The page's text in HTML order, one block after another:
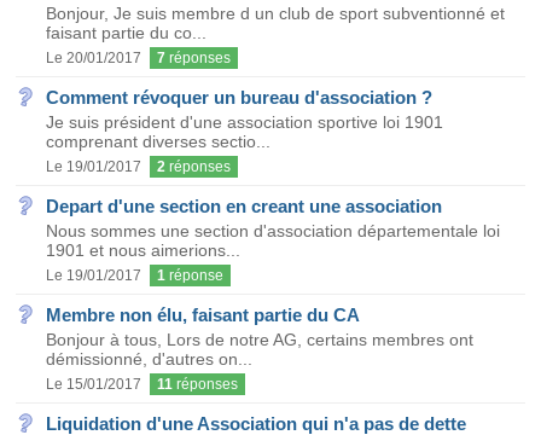
Bonjour, Je suis membre d un club de sport subventionné et
faisant partie du co...
Le 20/01/2017 7 réponses
Comment révoquer un bureau d'association ?
Je suis président d'une association sportive loi 1901
comprenant diverses sectio...
Le 19/01/2017 2 réponses
Depart d'une section en creant une association
Nous sommes une section d'association départementale loi
1901 et nous aimerions...
Le 19/01/2017 1 réponse
Membre non élu, faisant partie du CA
Bonjour à tous, Lors de notre AG, certains membres ont
démissionné, d'autres on...
Le 15/01/2017 11 réponses
Liquidation d'une Association qui n'a pas de dette